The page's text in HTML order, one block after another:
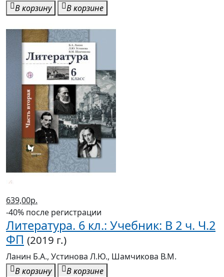
В корзину
В корзине
639,00р.
-40% после регистрации
Литература. 6 кл.: Учебник: В 2 ч. Ч.2
ФП (2019 г.)
Ланин Б.А., Устинова Л.Ю., Шамчикова В.М.
В корзину
В корзине